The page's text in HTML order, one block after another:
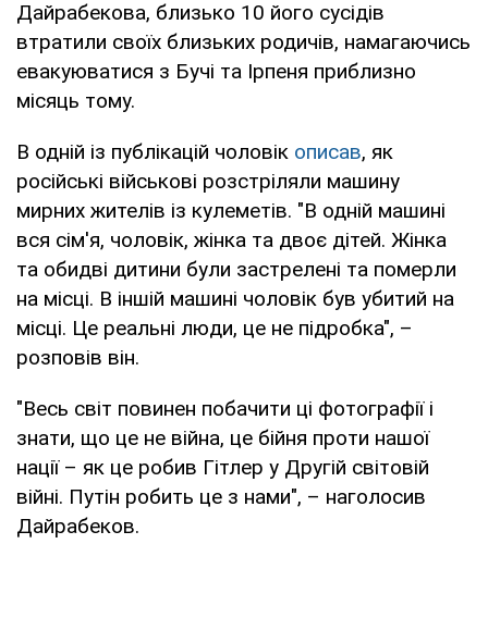
Дайрабекова, близько 10 його сусідів
втратили своїх близьких родичів, намагаючись
евакуюватися з Бучі та Ірпеня приблизно
місяць тому.
В одній із публікацій чоловік описав, як
російські військові розстріляли машину
мирних жителів із кулеметів. "В одній машині
вся сім'я, чоловік, жінка та двоє дітей. Жінка
та обидві дитини були застрелені та померли
на місці. В іншій машині чоловік був убитий на
місці. Це реальні люди, це не підробка", –
розповів він.
"Весь світ повинен побачити ці фотографії і
знати, що це не війна, це бійня проти нашої
нації – як це робив Гітлер у Другій світовій
війні. Путін робить це з нами", – наголосив
Дайрабеков.